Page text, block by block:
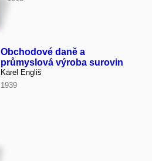
Obchodové daně a
průmyslová výroba surovin
Karel Engliš
1939